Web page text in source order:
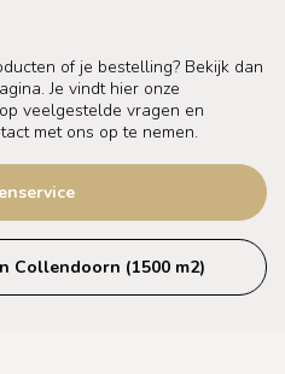
of je bestelling? Bekijk dan
Je vindt hier onze
veelgestelde vragen en
met ons op te nemen.
Collendoorn (1500 m2)